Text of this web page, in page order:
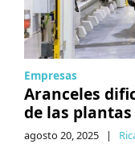
Empresas
Aranceles
de las
agosto 20, 2025 |